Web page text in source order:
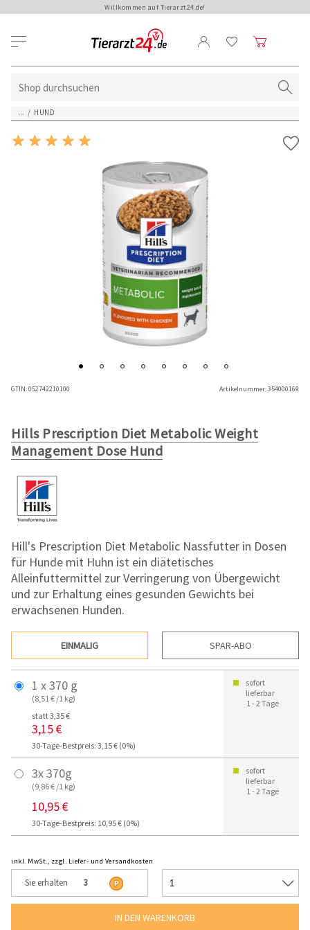
Willkommen auf Tierarzt24.de!
... / HUND
GTIN:052742210100 Artikelnummer:354000169
Hills Prescription Diet Metabolic Weight
Management Dose Hund
Hill's Prescription Diet Metabolic Nassfutter in Dosen
für Hunde mit Huhn ist ein diätetisches
Alleinfuttermittel zur Verringerung von Übergewicht
und zur Erhaltung eines gesunden Gewichts bei
erwachsenen Hunden.
EINMALIG SPAR-ABO
1 x 370 g
(8,51 € /1 kg)
statt 3,35 €
3,15 €
30-Tage-Bestpreis: 3,15 € (0%)
sofort
lieferbar
1 - 2 Tage
3x 370g
(9,86 € /1 kg)
10,95 €
30-Tage-Bestpreis: 10,95 € (0%)
sofort
lieferbar
1 - 2 Tage
inkl. MwSt., zzgl. Liefer- und Versandkosten
Sie erhalten 3